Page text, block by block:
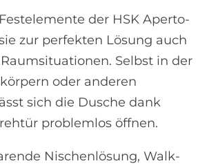
der HSK Aperto-
zur perfekten Lösung auch
Selbst in der
oder anderen
sich die Dusche dank
problemlos öffnen.
Nischenlösung, Walk-